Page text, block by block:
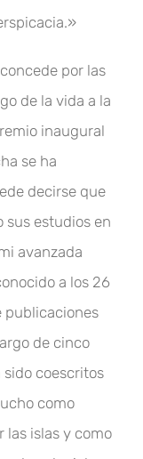
por las
de la vida a la
inaugural
se ha
decirse que
sus estudios en
avanzada
a los 26
publicaciones
de cinco
sido coescritos
como
las islas y como